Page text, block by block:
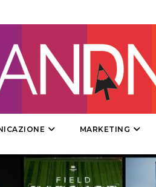
DESIGN
MARKETING